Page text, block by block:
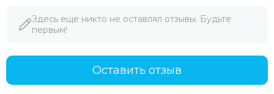
Здесь еще никто не оставлял отзывы. Будьте
первым!
Оставить отзыв